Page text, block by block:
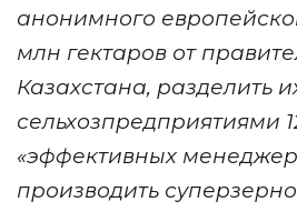
анонимного
млн гектаров от
Казахстана, разделить
сельхозпредприятиями
«эффективных
производить